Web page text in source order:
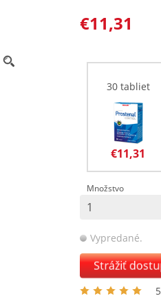
€11,31
30 tabliet
€11,31
Množstvo
Vypredané.
Strážiť